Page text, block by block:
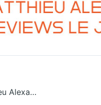
Rencontre : « Tsunami en Himalaya ! » avec Matthieu Alexandre et Marjolaine Edouard